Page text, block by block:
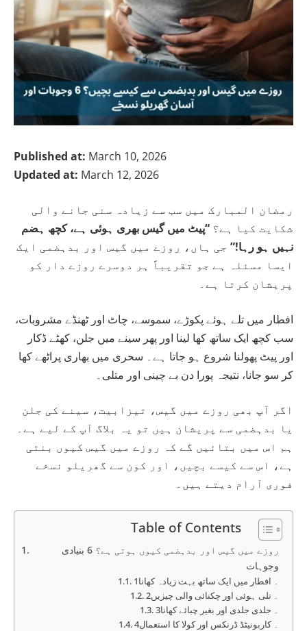
Published at: March 10, 2026
Updated at: March 12, 2026
رمضان المبارک میں سب سے زیادہ سنی جانے والی
شکایت کیا ہے؟ “پیٹ میں گیس بھری ہوئی ہے، کچھ ہضم
نہیں ہو رہا!” جی ہاں، روزے میں گیس اور بدہضمی ایک
ایسا مسئلہ ہے جو تقریباً ہر دوسرے روزے دار کو
پریشان کرتا ہے۔
افطار میں تلے ہوئے پکوڑے، سموسے، چاٹ اور ٹھنڈے مشروبات،
سب کچھ ایک ساتھ کھا لینا اور پھر سینے میں جلن، کھٹے ڈکار
اور پیٹ پھولنا شروع ہو جاتا ہے۔ سحری میں بھاری پراٹھے کھا
کر سو جانا، نتیجہ پورا دن بے چینی اور متلی۔
اگر آپ بھی روزے میں گیس، تیزابیت، سینے کی جلن
یا بدہضمی سے پریشان ہیں تو یہ بلاگ آپ کے لیے ہے۔
ہم اس میں بتائیں گے کہ روزے میں گیس کیوں بنتی
ہے، اس سے کیسے بچیں، اور کون سے گھریلو نسخے
فوری آرام دیتے ہیں۔
Table of Contents
روزے میں گیس اور بدہضمی کیوں ہوتی ہے؟ 6 بنیادی
وجوہات
1۔ افطار میں ایک ساتھ بہت زیادہ کھانا
2۔ تلی ہوئی اور چکنائی والی چیزیں
3۔ جلدی جلدی اور بغیر چبائے کھانا
4۔ کاربونیٹڈ ڈرنکس اور کولا کا استعمال